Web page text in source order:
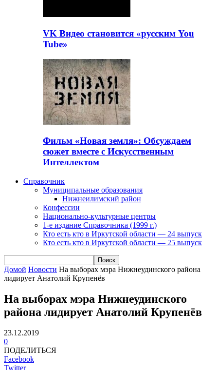
VK Видео становится «русским You
Tube»
Фильм «Новая земля»: Обсуждаем
сюжет вместе с Искусственным
Интеллектом
Справочник
Муниципальные образования
Нижнеилимский район
Конфессии
Национально-культурные центры
1-е издание Справочника (1999 г.)
Кто есть кто в Иркутской области — 24 выпуск
Кто есть кто в Иркутской области — 25 выпуск
Домой Новости На выборах мэра Нижнеудинского района
лидирует Анатолий Крупенёв
На выборах мэра Нижнеудинского
района лидирует Анатолий Крупенёв
23.12.2019
0
ПОДЕЛИТЬСЯ
Facebook
Twitter